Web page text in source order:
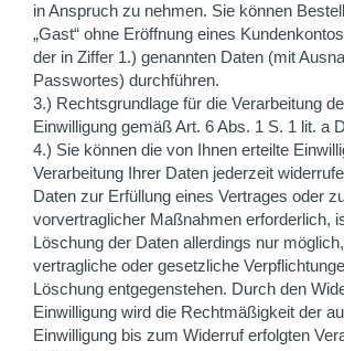
in Anspruch zu nehmen. Sie können
„Gast“ ohne Eröffnung eines
der in Ziffer 1.) genannten Daten (mit
Passwortes) durchführen.
3.) Rechtsgrundlage für die Verarbeitung
Einwilligung gemäß Art. 6 Abs. 1 S. 1 lit. a
4.) Sie können die von Ihnen erteilte
Verarbeitung Ihrer Daten jederzeit
Daten zur Erfüllung eines Vertrages oder
vorvertraglicher Maßnahmen erforderlich,
Löschung der Daten allerdings nur
vertragliche oder gesetzliche
Löschung entgegenstehen. Durch den
Einwilligung wird die Rechtmäßigkeit der
Einwilligung bis zum Widerruf erfolgten